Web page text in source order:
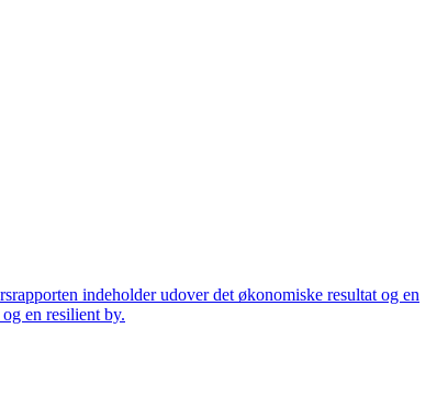
indeholder udover det økonomiske resultat og en
en resilient by.